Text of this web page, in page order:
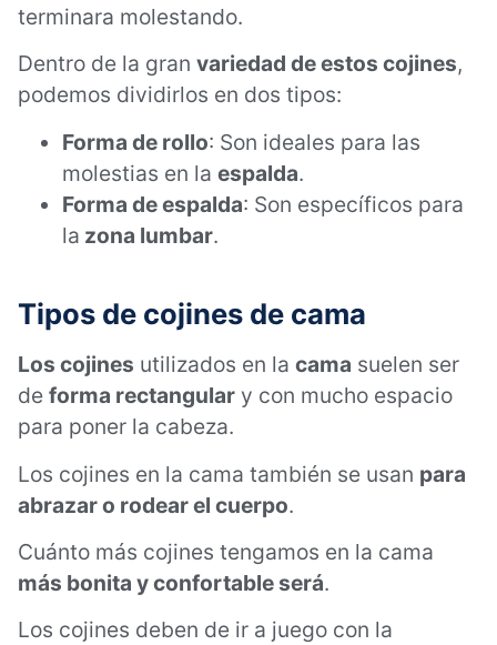
terminara molestando.
Dentro de la gran variedad de estos cojines,
podemos dividirlos en dos tipos:
Forma de rollo: Son ideales para las
molestias en la espalda.
Forma de espalda: Son específicos para
la zona lumbar.
Tipos de cojines de cama
Los cojines utilizados en la cama suelen ser
de forma rectangular y con mucho espacio
para poner la cabeza.
Los cojines en la cama también se usan para
abrazar o rodear el cuerpo.
Cuánto más cojines tengamos en la cama
más bonita y confortable será.
Los cojines deben de ir a juego con la